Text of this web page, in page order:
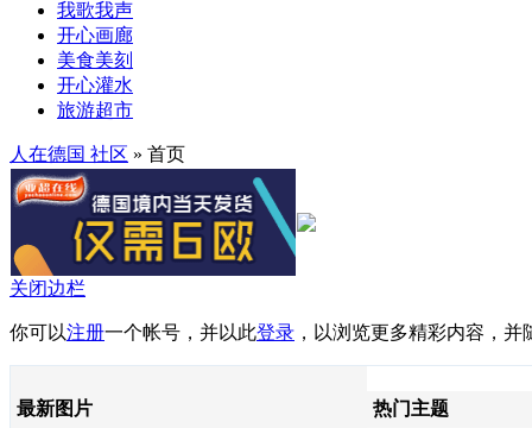
我歌我声
开心画廊
美食美刻
开心灌水
旅游超市
人在德国 社区 » 首页
关闭边栏
你可以注册一个帐号，并以此登录 ，以浏览更多精彩内容，
最新图片 热门主题